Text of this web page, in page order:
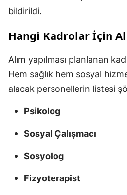
bildirildi.
Hangi Kadrolar İçin
Alım yapılması planlanan
Hem sağlık hem sosyal
alacak personellerin listesi
Psikolog
Sosyal Çalışmacı
Sosyolog
Fizyoterapist